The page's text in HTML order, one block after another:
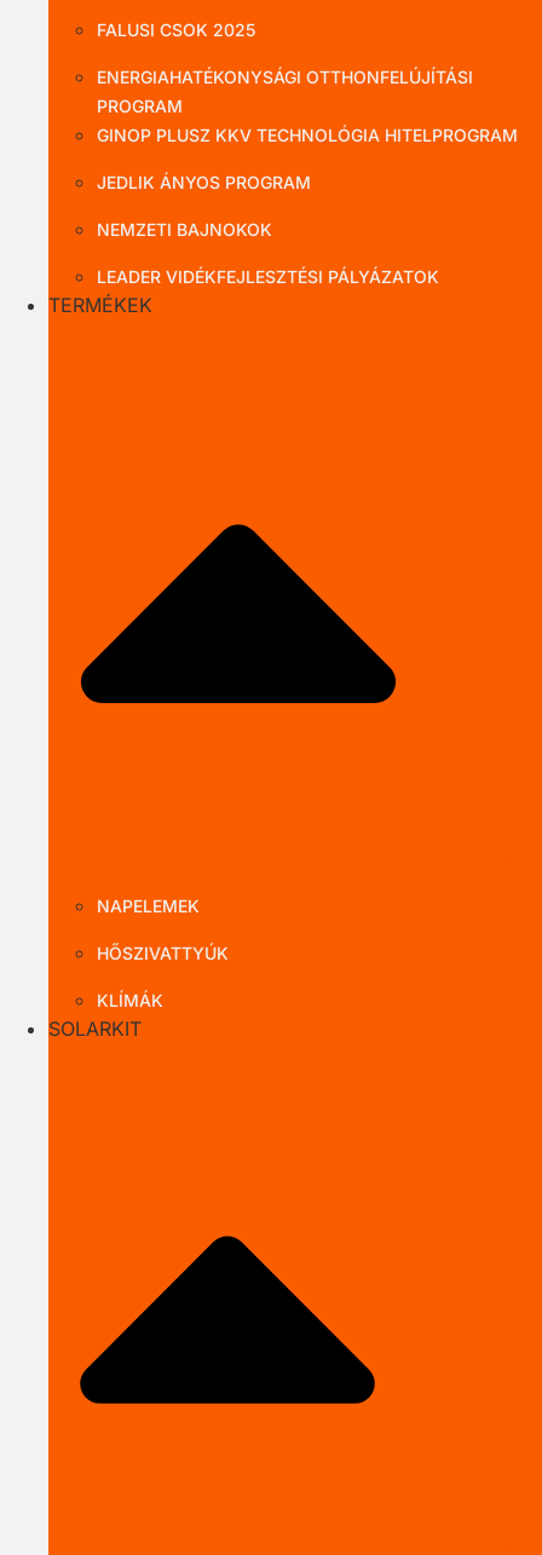
FALUSI CSOK 2025
ENERGIAHATÉKONYSÁGI OTTHONFELÚJÍTÁSI
PROGRAM
GINOP PLUSZ KKV TECHNOLÓGIA HITELPROGRAM
JEDLIK ÁNYOS PROGRAM
NEMZETI BAJNOKOK
LEADER VIDÉKFEJLESZTÉSI PÁLYÁZATOK
TERMÉKEK
NAPELEMEK
HŐSZIVATTYÚK
KLÍMÁK
SOLARKIT